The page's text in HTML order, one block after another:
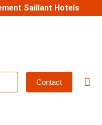
Saillant Hotels
Contact